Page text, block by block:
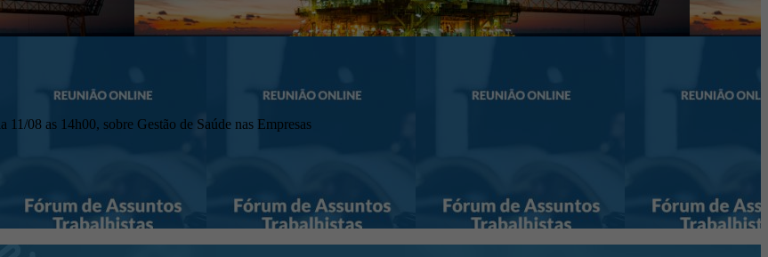
08 as 14h00, sobre Gestão de Saúde nas Empresas